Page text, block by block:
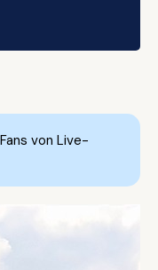
von Live-